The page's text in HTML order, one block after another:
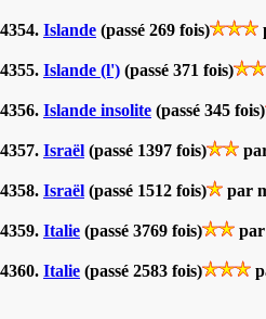
4354. Islande (passé 269 fois)
4355. Islande (l') (passé 371 fois)
4356. Islande insolite (passé 345 fois)
4357. Israël (passé 1397 fois)
4358. Israël (passé 1512 fois) par
4359. Italie (passé 3769 fois)
4360. Italie (passé 2583 fois)